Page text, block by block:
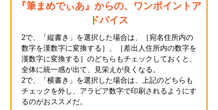
『筆まめでぃあ』からの、ワンポイントア
ドバイス
2で、「縦書き」を選択した場合は、［宛名住所内の
数字を漢数字に変換する］、［差出人住所内の数字を
漢数字に変換する］のどちらもチェックしておくと、
全体に統一感が出て、見栄えが良くなる。
2で、「横書き」を選択した場合は、上記のどちらも
チェックを外し、アラビア数字で印刷されるようにす
るのがおススメだ。